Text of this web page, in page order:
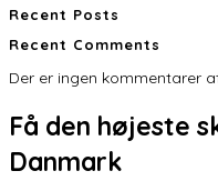
Recent Posts
Recent Comments
Der er ingen kommentarer
Få den højeste
Danmark